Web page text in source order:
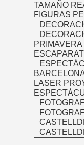
TAMAÑO
FIGURAS
PRIMAVERA
LASER